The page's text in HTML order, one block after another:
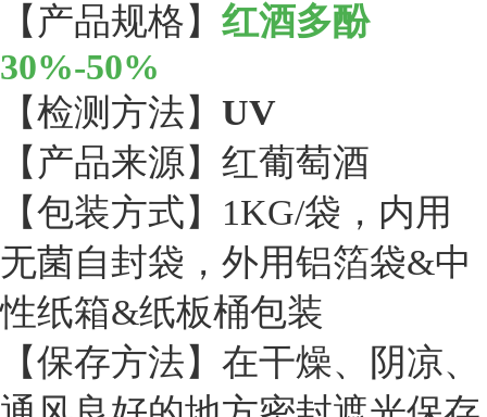
【产品规格】 红酒多酚
30%-50%
【检测方法】 UV
【产品来源】红葡萄酒
【包装方式】1KG/袋，内用
无菌自封袋，外用铝箔袋&中
性纸箱&纸板桶包装
【保存方法】在干燥、阴凉、